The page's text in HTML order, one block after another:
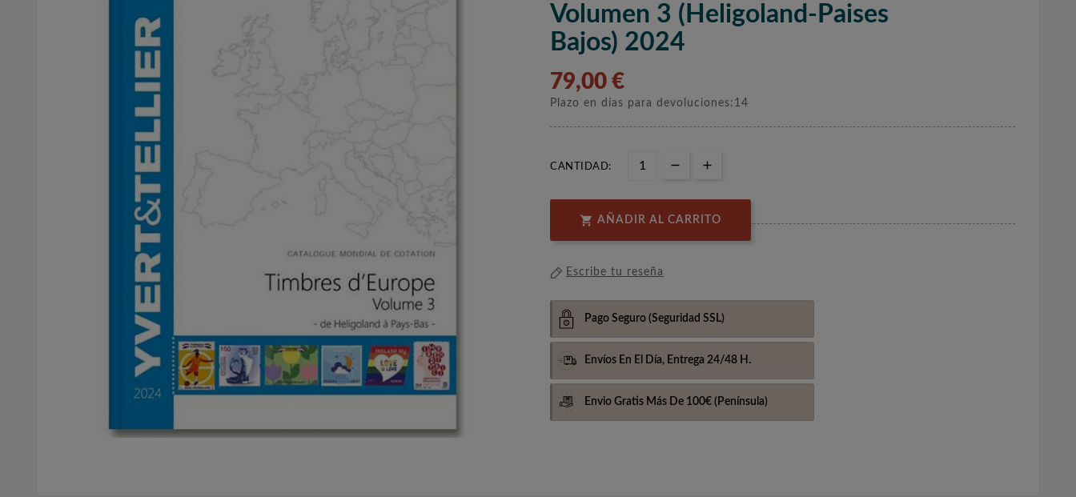
Volumen 3 (Heligoland-Paises
Bajos) 2024
79,00 €
Plazo en días para devoluciones:14
CANTIDAD:
 AÑADIR AL CARRITO
Escribe tu reseña
Pago Seguro (Seguridad SSL)
Envíos En El Día, Entrega 24/48 H.
Envio Gratis Más De 100€ (Península)